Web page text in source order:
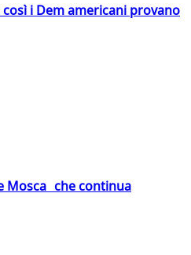
i Dem americani provano
Mosca che continua